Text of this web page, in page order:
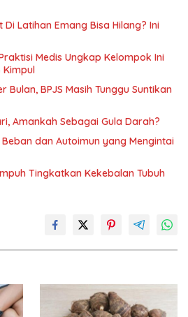
Latihan Emang Bisa Hilang? Ini
Medis Ungkap Kelompok Ini
Bulan, BPJS Masih Tunggu Suntikan
Amankah Sebagai Gula Darah?
dan Autoimun yang Mengintai
Tingkatkan Kekebalan Tubuh